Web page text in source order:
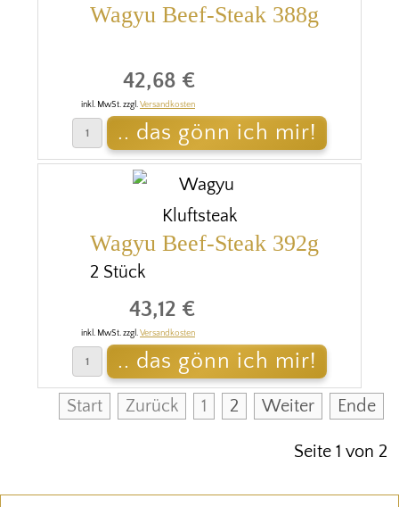
Wagyu Beef-Steak 388g
42,68 €
inkl. MwSt. zzgl.Versandkosten
Wagyu Beef-Steak 392g
2 Stück
43,12 €
inkl. MwSt. zzgl.Versandkosten
Start Zurück 1 2 Weiter Ende
Seite 1 von 2